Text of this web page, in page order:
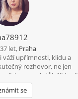
let, Praha
váží upřímnosti, klidu a
rozhovor, ne jen
Je pro mě důležité mít
se kterým se lze nejen
budoucnost, ale také
se